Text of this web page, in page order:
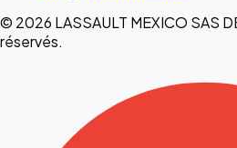
© 2026 LASSAULT MEXICO SAS
réservés.